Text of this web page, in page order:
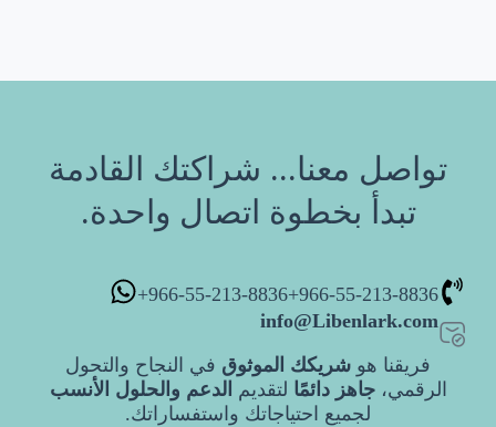
تواصل معنا... شراكتك القادمة
تبدأ بخطوة اتصال واحدة.
966-55-213-8836+
966-55-213-8836+
info@Libenlark.com
فريقنا هو شريكك الموثوق في النجاح والتحول
الرقمي،جاهز دائمًا لتقديم الدعم والحلول الأنسب
لجميع احتياجاتك واستفساراتك.